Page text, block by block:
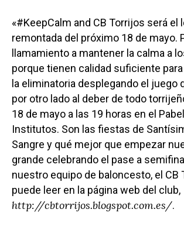
«#KeepCalm and CB Torrijos será el
remontada del próximo 18 de mayo.
llamamiento a mantener la calma a
porque tienen calidad suficiente para
la eliminatoria desplegando el juego
por otro lado al deber de todo
18 de mayo a las 19 horas en el
Institutos. Son las fiestas de
Sangre y qué mejor que empezar
grande celebrando el pase a
nuestro equipo de baloncesto, el CB
puede leer en la página web del club,
http://cbtorrijos.blogspot.com.es/.